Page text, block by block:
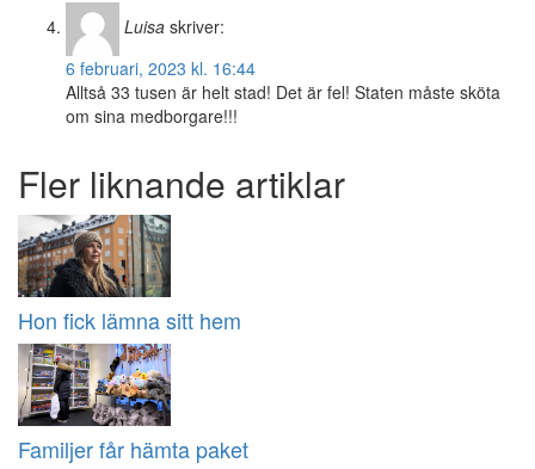
Luisa skriver:
6 februari, 2023 kl. 16:44
Alltså 33 tusen är helt stad! Det är fel! Staten måste sköta
om sina medborgare!!!
Fler liknande artiklar
Hon fick lämna sitt hem
Familjer får hämta paket